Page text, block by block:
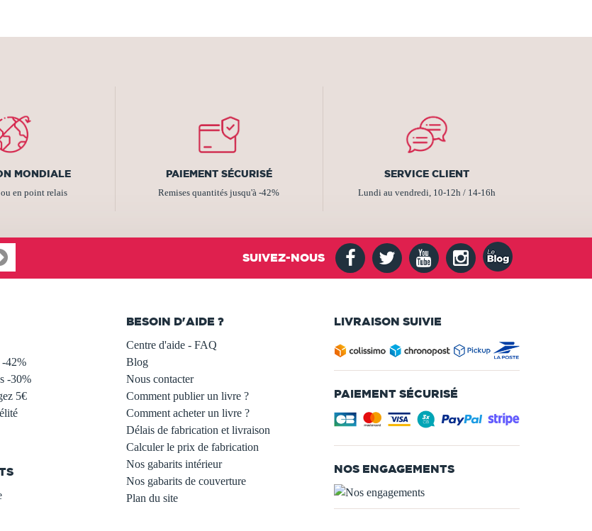
MONDIALE
en point relais
PAIEMENT SÉCURISÉ
Remises quantités jusqu'à -42%
SERVICE CLIENT
Lundi au vendredi, 10-12h / 14-16h
SUIVEZ-NOUS
-42%
-30%
5€
BESOIN D'AIDE ?
Centre d'aide - FAQ
Blog
Nous contacter
Comment publier un livre ?
Comment acheter un livre ?
Délais de fabrication et livraison
Calculer le prix de fabrication
Nos gabarits intérieur
Nos gabarits de couverture
Plan du site
LIVRAISON SUIVIE
PAIEMENT SÉCURISÉ
NOS ENGAGEMENTS